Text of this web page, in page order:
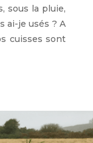
sous la pluie,
ai-je usés ? A
cuisses sont